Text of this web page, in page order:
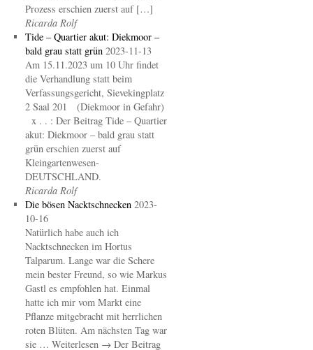
Prozess erschien zuerst auf […]
Ricarda Rolf
Tide – Quartier akut: Diekmoor –
bald grau statt grün 2023-11-13
Am 15.11.2023 um 10 Uhr findet
die Verhandlung statt beim
Verfassungsgericht, Sievekingplatz
2 Saal 201 (Diekmoor in Gefahr)
x . . : Der Beitrag Tide – Quartier
akut: Diekmoor – bald grau statt
grün erschien zuerst auf
Kleingartenwesen-
DEUTSCHLAND.
Ricarda Rolf
Die bösen Nacktschnecken 2023-
10-16
Natürlich habe auch ich
Nacktschnecken im Hortus
Talparum. Lange war die Schere
mein bester Freund, so wie Markus
Gastl es empfohlen hat. Einmal
hatte ich mir vom Markt eine
Pflanze mitgebracht mit herrlichen
roten Blüten. Am nächsten Tag war
sie … Weiterlesen → Der Beitrag